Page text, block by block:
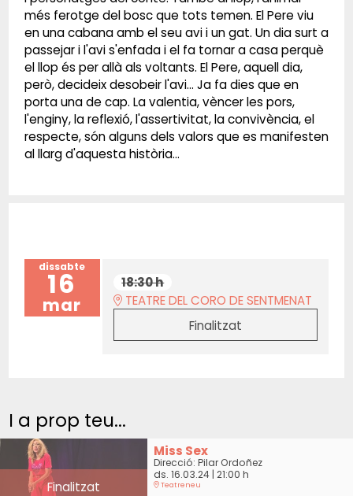
més ferotge del bosc que tots temen. El Pere viu
en una cabana amb el seu avi i un gat. Un dia surt a
passejar i l'avi s'enfada i el fa tornar a casa perquè
el llop és per allà als voltants. El Pere, aquell dia,
però, decideix desobeir l'avi... Ja fa dies que en
porta una de cap. La valentia, vèncer les pors,
l'enginy, la reflexió, l'assertivitat, la convivència, el
respecte, són alguns dels valors que es manifesten
al llarg d'aquesta història...
dissabte
16
mar
18:30 h
TEATRE DEL CORO DE SENTMENAT
Finalitzat
I a prop teu...
Finalitzat
Miss Sex
Direcció: Pilar Ordoñez
ds. 16.03.24| 21:00 h
Teatreneu